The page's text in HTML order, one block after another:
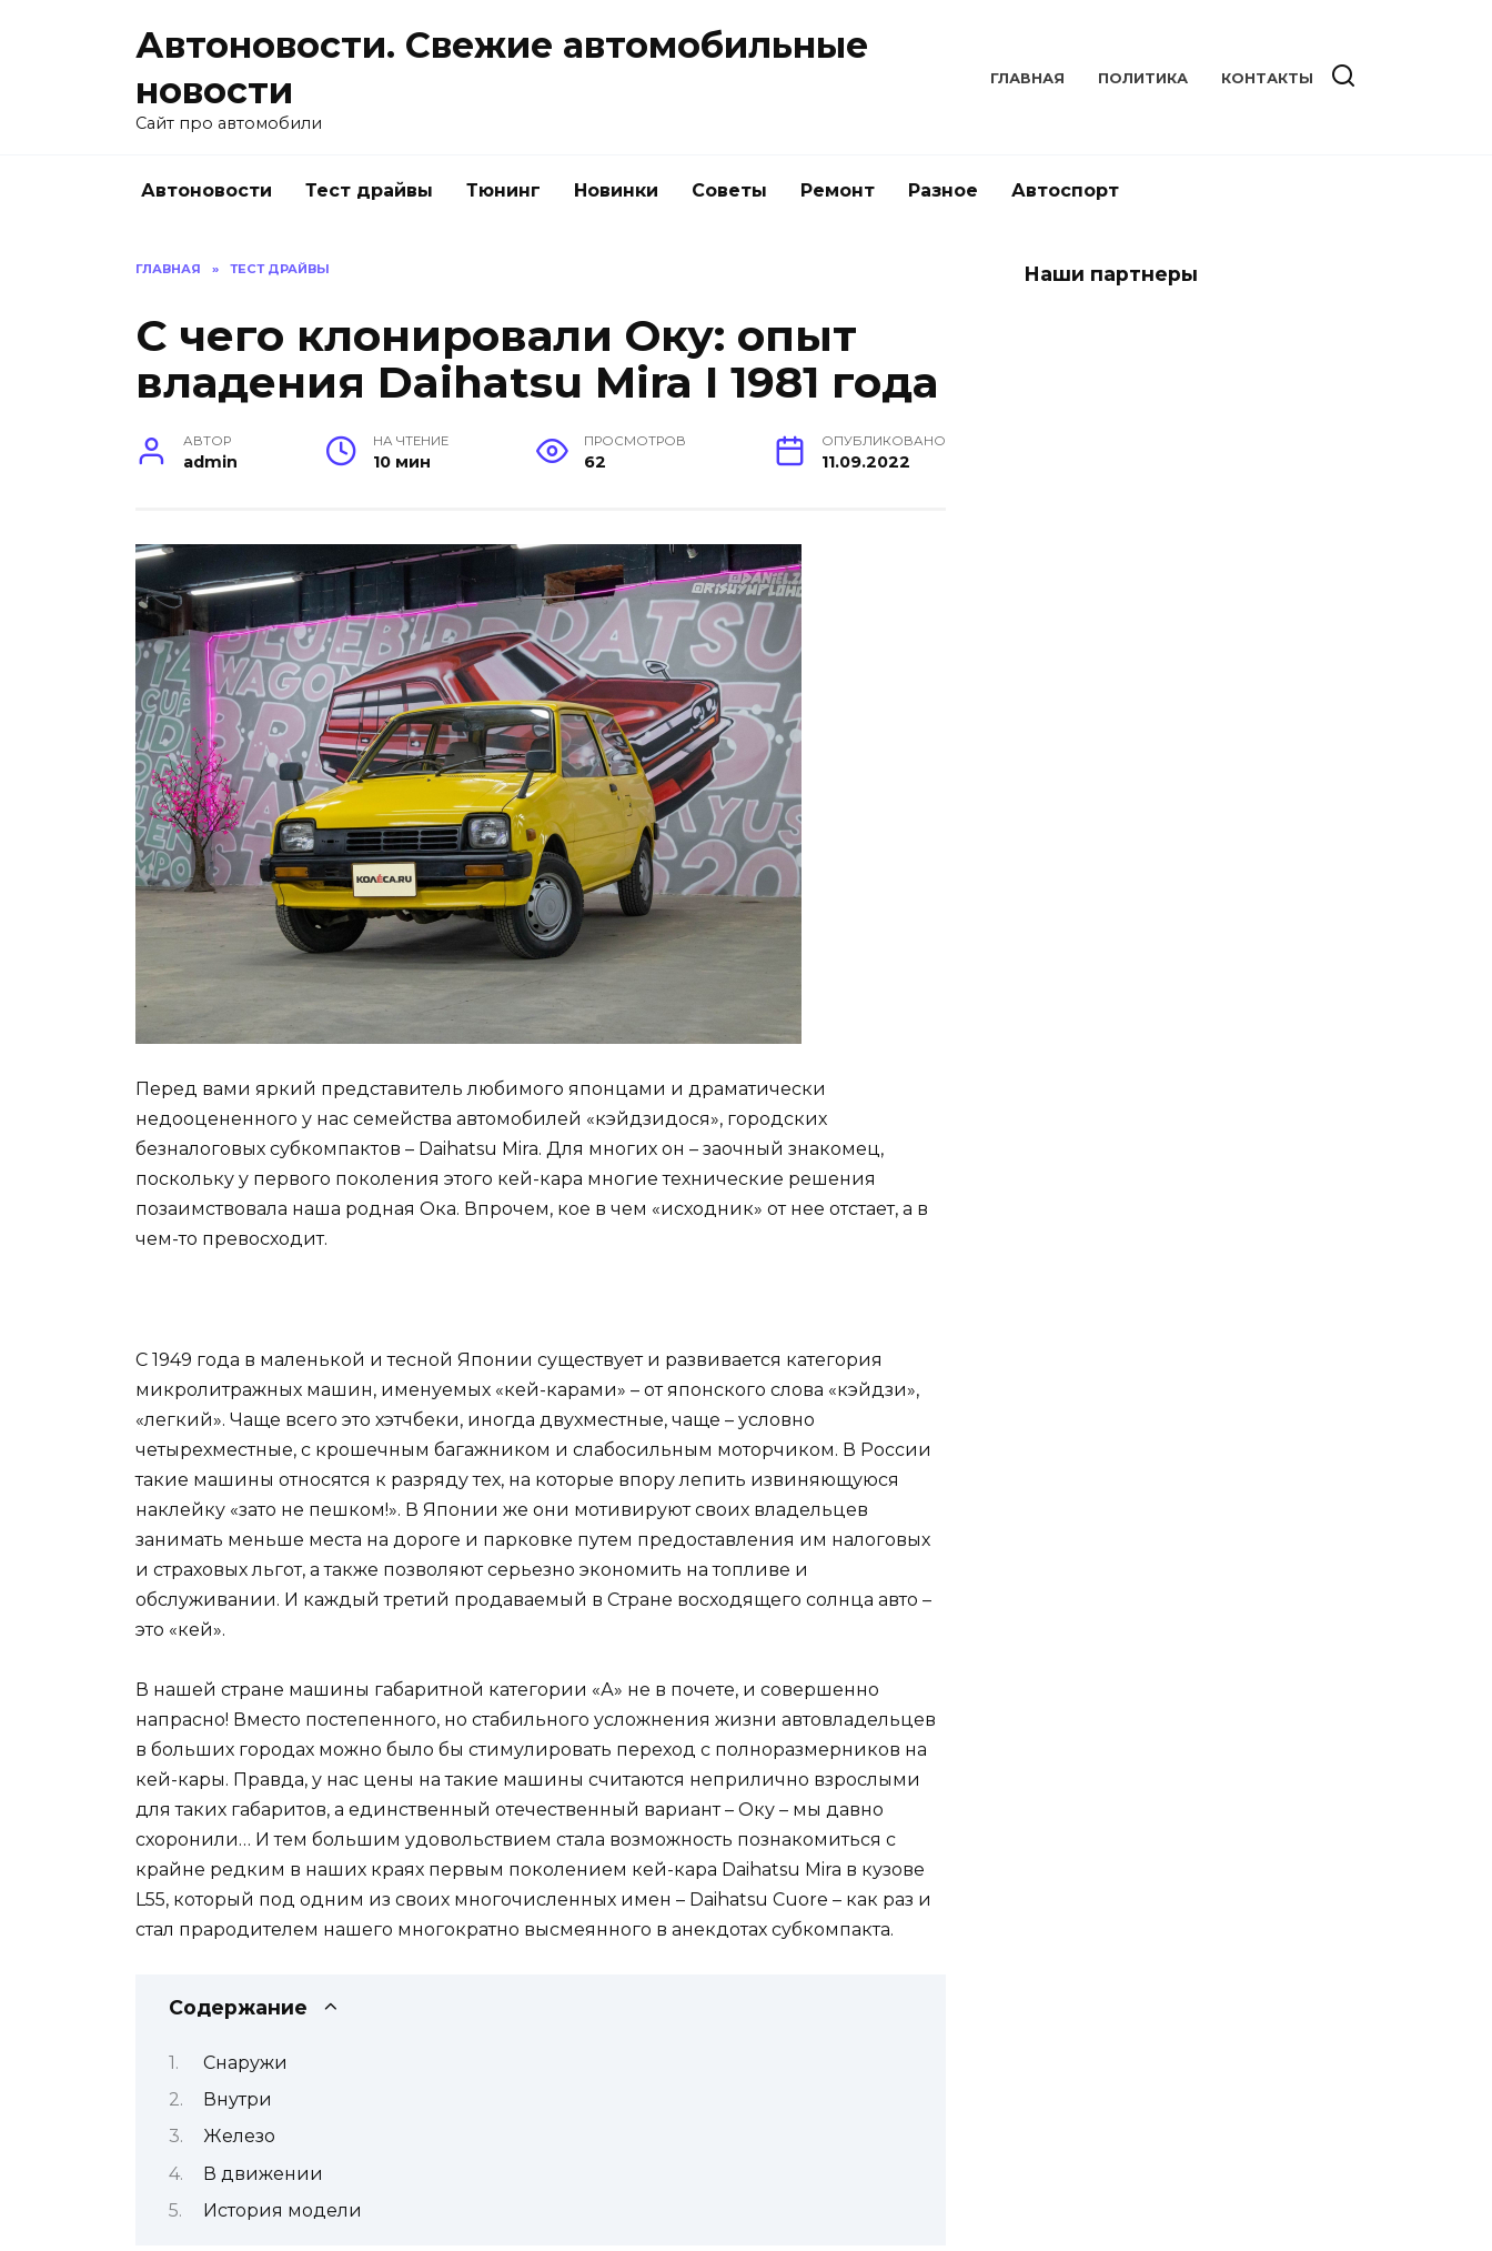
Автоновости. Свежие автомобильные
новости
Сайт про автомобили
ГЛАВНАЯ ПОЛИТИКА КОНТАКТЫ
Автоновости Тест драйвы Тюнинг Новинки Советы Ремонт Разное Автоспорт
ГЛАВНАЯ » ТЕСТ ДРАЙВЫ
С чего клонировали Оку: опыт
владения Daihatsu Mira I 1981 года
АВТОР
admin
НА ЧТЕНИЕ
10 мин
ПРОСМОТРОВ
62
ОПУБЛИКОВАНО
11.09.2022
Перед вами яркий представитель любимого японцами и драматически
недооцененного у нас семейства автомобилей «кэйдзидося», городских
безналоговых субкомпактов – Daihatsu Mira. Для многих он – заочный знакомец,
поскольку у первого поколения этого кей-кара многие технические решения
позаимствовала наша родная Ока. Впрочем, кое в чем «исходник» от нее отстает, а в
чем-то превосходит.
С 1949 года в маленькой и тесной Японии существует и развивается категория
микролитражных машин, именуемых «кей-карами» – от японского слова «кэйдзи»,
«легкий». Чаще всего это хэтчбеки, иногда двухместные, чаще – условно
четырехместные, с крошечным багажником и слабосильным моторчиком. В России
такие машины относятся к разряду тех, на которые впору лепить извиняющуюся
наклейку «зато не пешком!». В Японии же они мотивируют своих владельцев
занимать меньше места на дороге и парковке путем предоставления им налоговых
и страховых льгот, а также позволяют серьезно экономить на топливе и
обслуживании. И каждый третий продаваемый в Стране восходящего солнца авто –
это «кей».
В нашей стране машины габаритной категории «А» не в почете, и совершенно
напрасно! Вместо постепенного, но стабильного усложнения жизни автовладельцев
в больших городах можно было бы стимулировать переход с полноразмерников на
кей-кары. Правда, у нас цены на такие машины считаются неприлично взрослыми
для таких габаритов, а единственный отечественный вариант – Оку – мы давно
схоронили… И тем большим удовольствием стала возможность познакомиться с
крайне редким в наших краях первым поколением кей-кара Daihatsu Mira в кузове
L55, который под одним из своих многочисленных имен – Daihatsu Cuore – как раз и
стал прародителем нашего многократно высмеянного в анекдотах субкомпакта.
Содержание
Снаружи
Внутри​
Железо
В движении
История модели
Наши партнеры